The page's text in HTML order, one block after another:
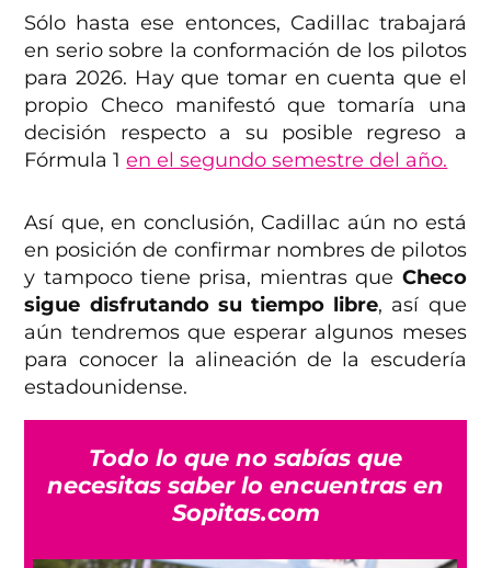
Sólo hasta ese entonces, Cadillac trabajará
en serio sobre la conformación de los pilotos
para 2026. Hay que tomar en cuenta que el
propio Checo manifestó que tomaría una
decisión respecto a su posible regreso a
Fórmula 1en el segundo semestre del año.
Así que, en conclusión, Cadillac aún no está
en posición de confirmar nombres de pilotos
y tampoco tiene prisa, mientras que Checo
sigue disfrutando su tiempo libre, así que
aún tendremos que esperar algunos meses
para conocer la alineación de la escudería
estadounidense.
Todo lo que no sabías que
necesitas saber lo encuentras en
Sopitas.com